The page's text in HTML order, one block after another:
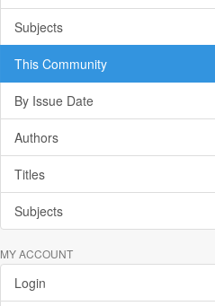
Subjects
This Community
By Issue Date
Authors
Titles
Subjects
MY ACCOUNT
Login